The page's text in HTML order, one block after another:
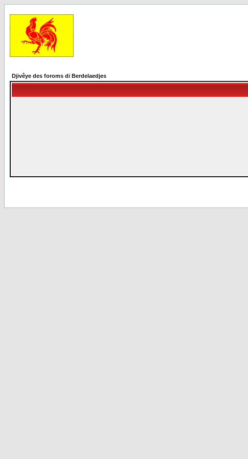
Djivêye des foroms di Berdelaedjes